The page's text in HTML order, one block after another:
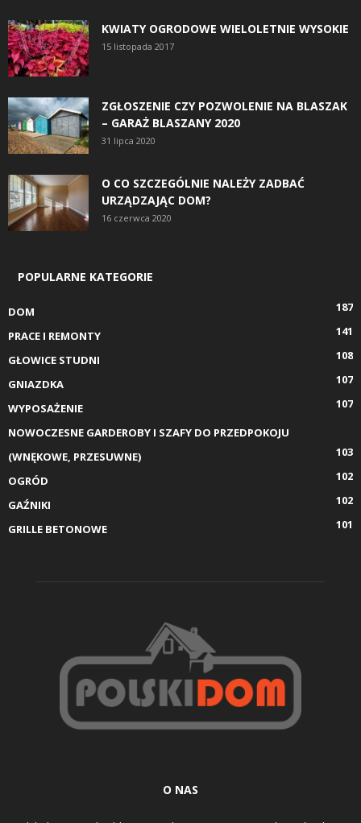
KWIATY OGRODOWE WIELOLETNIE WYSOKIE
15 listopada 2017
ZGŁOSZENIE CZY POZWOLENIE NA BLASZAK
– GARAŻ BLASZANY 2020
31 lipca 2020
O CO SZCZEGÓLNIE NALEŻY ZADBAĆ
URZĄDZAJĄC DOM?
16 czerwca 2020
POPULARNE KATEGORIE
DOM
187
PRACE I REMONTY
141
GŁOWICE STUDNI
108
GNIAZDKA
107
WYPOSAŻENIE
107
NOWOCZESNE GARDEROBY I SZAFY DO PRZEDPOKOJU
(WNĘKOWE, PRZESUWNE)
103
OGRÓD
102
GAŹNIKI
102
GRILLE BETONOWE
101
O NAS